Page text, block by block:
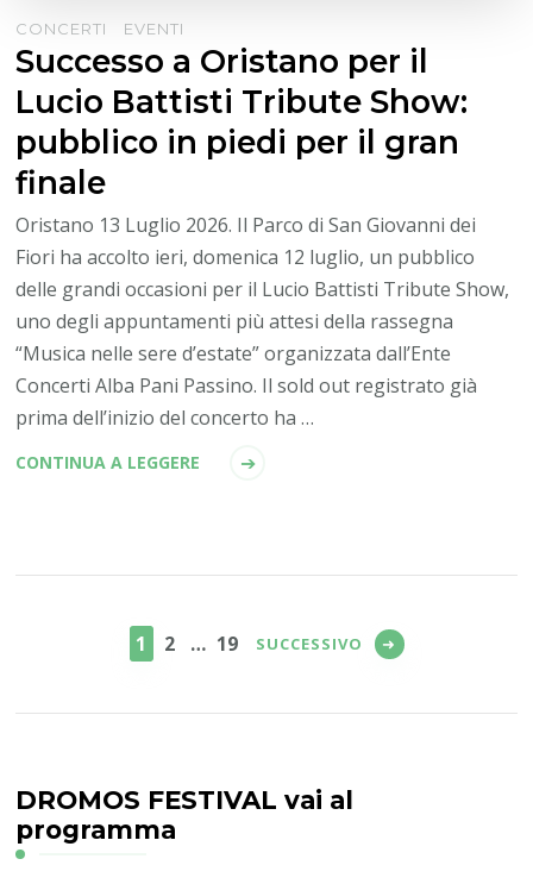
CONCERTI EVENTI
Successo a Oristano per il
Lucio Battisti Tribute Show:
pubblico in piedi per il gran
finale
Oristano 13 Luglio 2026. Il Parco di San Giovanni dei
Fiori ha accolto ieri, domenica 12 luglio, un pubblico
delle grandi occasioni per il Lucio Battisti Tribute Show,
uno degli appuntamenti più attesi della rassegna
“Musica nelle sere d’estate” organizzata dall’Ente
Concerti Alba Pani Passino. Il sold out registrato già
prima dell’inizio del concerto ha …
CONTINUA A LEGGERE
PAGINA
1 PAGINA
2 … PAGINA
19 SUCCESSIVO
DROMOS FESTIVAL vai al
programma